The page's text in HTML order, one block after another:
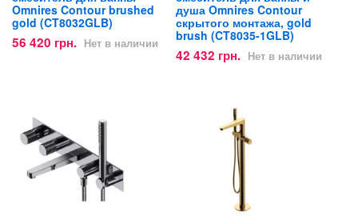
Omnires Contour brushed
gold (CT8032GLB)
56 420 грн. Нет в наличии
душа Omnires Contour
скрытого монтажа, gold
brush (CT8035-1GLB)
42 432 грн. Нет в наличии